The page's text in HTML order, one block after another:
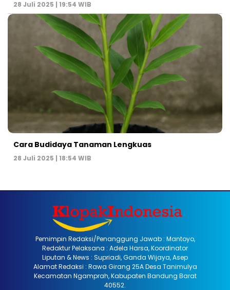
28 Juli 2025 | 19:54 WIB
Cara Budidaya Tanaman Lengkuas
28 Juli 2025 | 18:54 WIB
Pemimpin Redaksi/Penanggung Jawab : Mantoyo,
Redaktur Pelaksana : Adela Harsa, Koordinator
Liputan & News : Supriadi, Ganda Wijaya, Asep
Alamat Redaksi : Rawa Girang 25A Desa Tanimulya
Kecamatan Ngamprah, Kabupaten Bandung Barat
40552.